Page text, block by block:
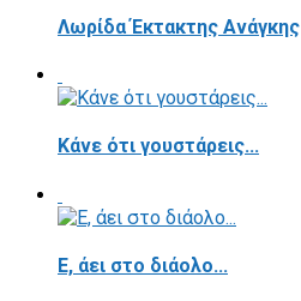
Λωρίδα Έκτακτης Ανάγκης
Κάνε ότι γουστάρεις...
E, άει στο διάολο...